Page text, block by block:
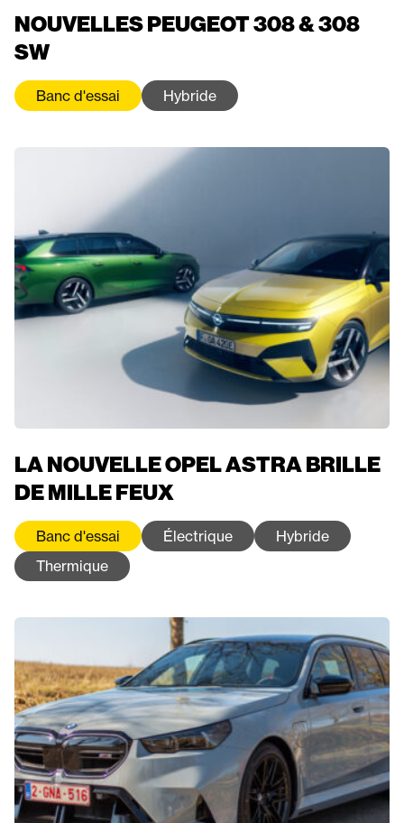
NOUVELLES PEUGEOT 308 & 308
SW
Banc d'essai Hybride
LA NOUVELLE OPEL ASTRA BRILLE
DE MILLE FEUX
Banc d'essai Électrique
Hybride
Thermique